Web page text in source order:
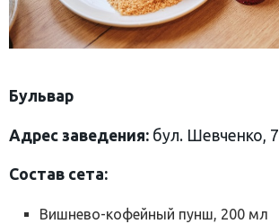
Бульвар
Адрес заведения: бул. Шевченко, 7
Состав сета:
Вишнево-кофейный пунш, 200 мл